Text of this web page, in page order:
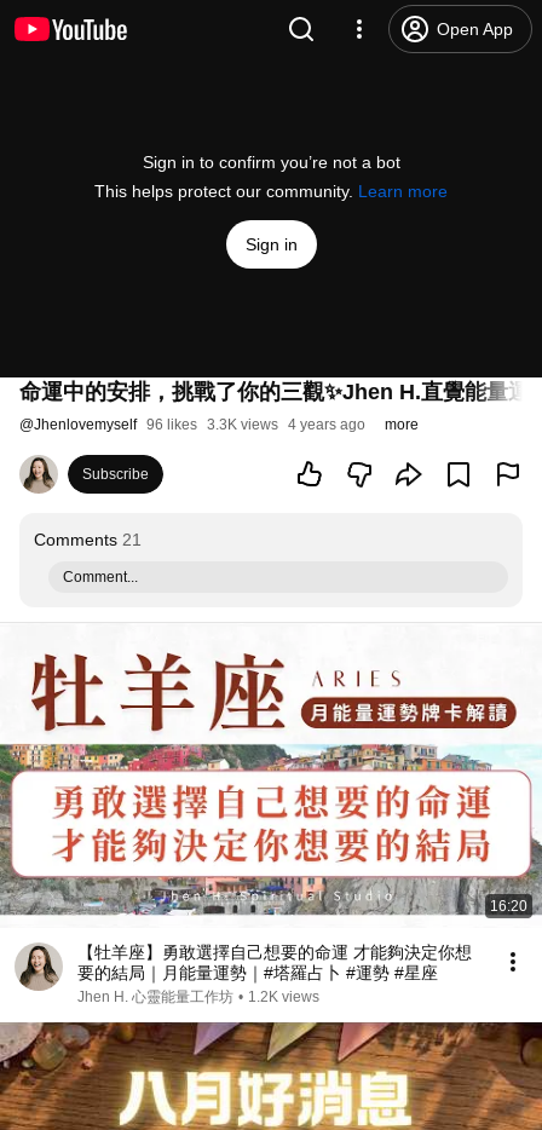
Open App
Sign in to confirm you’re not a bot
This helps protect our community. Learn more
Sign in
命運中的安排，挑戰了你的三觀✨Jhen H.直覺能量
@Jhenlovemyself 96 likes 3.3K views 4 years ago more
Subscribe
Comments 21
Comment...
16:20
【牡羊座】勇敢選擇自己想要的命運 才能夠決定你想
要的結局｜月能量運勢｜#塔羅占卜 #運勢 #星座
Jhen H. 心靈能量工作坊 • 1.2K views